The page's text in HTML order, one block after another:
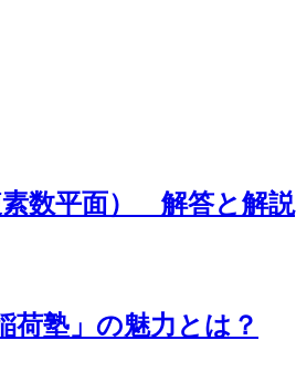
素数平面） 解答と解説
荷塾」の魅力とは？